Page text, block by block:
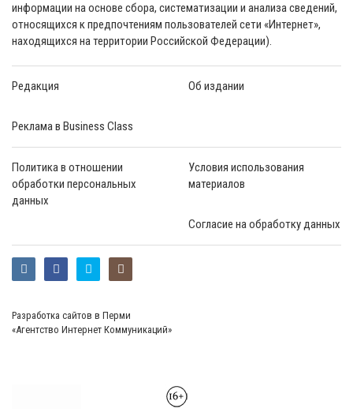
информации на основе сбора, систематизации и анализа сведений,
относящихся к предпочтениям пользователей сети «Интернет»,
находящихся на территории Российской Федерации).
Редакция Об издании
Реклама в Business Class
Политика в отношении
обработки персональных
данных
Условия использования
материалов
Согласие на обработку данных
Разработка сайтов в Перми
«Агентство Интернет Коммуникаций»